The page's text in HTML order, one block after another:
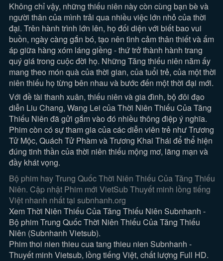
Không chỉ vậy, những thiếu niên này còn cùng bạn bè và
người thân của mình trải qua nhiều việc lớn nhỏ của thời
đại. Trên hành trình lớn lên, họ đối diện với biết bao vui
buồn, ngày càng gắn bó, tạo nên tình cảm thân thiết và ấm
áp giữa hàng xóm láng giềng - thứ trở thành hành trang
quý giá trong cuộc đời họ. Những Tăng thiếu niên năm ấy
mang theo món quà của thời gian, của tuổi trẻ, của một thời
niên thiếu họ từng bên nhau và bước đến một thời đại mới.
Với đề tài thanh xuân, thiếu niên và gia đình, bộ đôi đạo
diễn Liu Chang, Wang Lei của Thời Niên Thiếu Của Tăng
Thiếu Niên đã gửi gắm vào đó nhiều thông điệp ý nghĩa.
Phim còn có sự tham gia của các diễn viên trẻ như Trương
Tử Mộc, Quách Tử Phàm và Trương Khai Thái để thể hiện
đúng tinh thần của thời niên thiếu mộng mơ, lãng mạn và
đầy khát vọng.
Bộ phim hay Trung Quốc Thời Niên Thiếu Của Tăng Thiếu
Niên. Cập nhật Phim mới VietSub Thuyết minh lồng tiếng
Việt nhanh nhất tại subnhanh.org
Xem Thời Niên Thiếu Của Tăng Thiếu Niên Subnhanh -
Bộ phim Trung Quốc Thời Niên Thiếu Của Tăng Thiếu
Niên (Subnhanh Vietsub).
Phim thoi nien thieu cua tang thieu nien Subnhanh -
Thuyết minh Vietsub, lồng tiếng Việt, chất lượng Full HD.